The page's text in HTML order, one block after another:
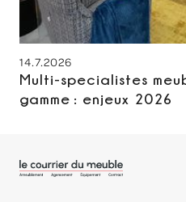
14.7.2026
Multi-specialistes
gamme : enjeux 2026